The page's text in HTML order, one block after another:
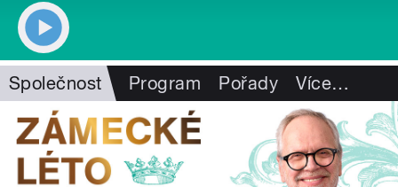
Společnost Program Pořady Více…